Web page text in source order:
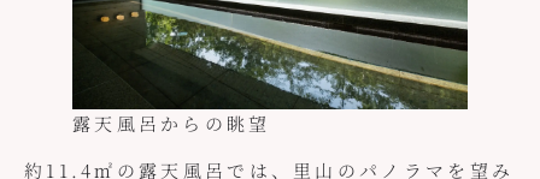
露天風呂からの眺望
約11.4㎡の露天風呂では、里山のパノラマを望み